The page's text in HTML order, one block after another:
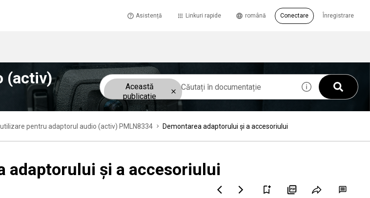
Asistență Linkuri rapide Înregistrare
română Conectare
(activ)
Această
publicație
pentru adaptorul audio (activ) PMLN8334 Demontarea adaptorului şi a accesoriului
adaptorului şi a accesoriului